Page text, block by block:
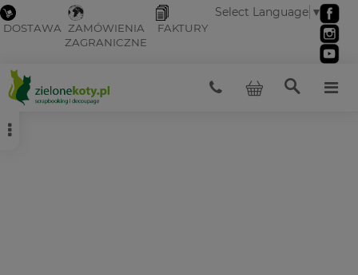
DOSTAWA ZAMÓWIENIA
ZAGRANICZNE
FAKTURY
Select Language ▼